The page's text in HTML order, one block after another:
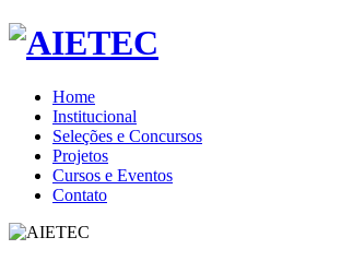
Home
Institucional
Seleções e Concursos
Projetos
Cursos e Eventos
Contato